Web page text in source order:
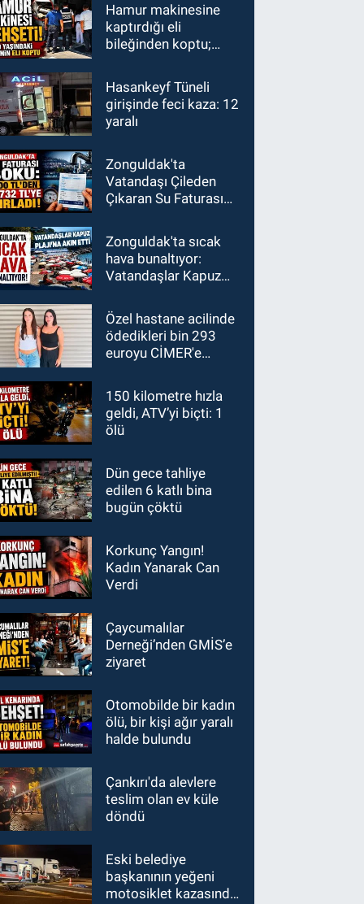
Hamur makinesine
kaptırdığı eli
bileğinden koptu;
Hasankeyf Tüneli
girişinde feci kaza: 12
yaralı
Zonguldak'ta
Vatandaşı Çileden
Çıkaran Su Faturası
1700 TL'ye
Zonguldak'ta sıcak
hava bunaltıyor:
Vatandaşlar Kapuz
Özel hastane acilinde
ödedikleri bin 293
euroyu CİMER'e
150 kilometre hızla
geldi, ATV’yi biçti: 1
ölü
Dün gece tahliye
edilen 6 katlı bina
bugün çöktü
Korkunç Yangın!
Kadın Yanarak Can
Verdi
Çaycumalılar
Derneği’nden GMİS’e
ziyaret
Otomobilde bir kadın
ölü, bir kişi ağır yaralı
halde bulundu
Çankırı'da alevlere
teslim olan ev küle
döndü
Eski belediye
başkanının yeğeni
motosiklet kazasında